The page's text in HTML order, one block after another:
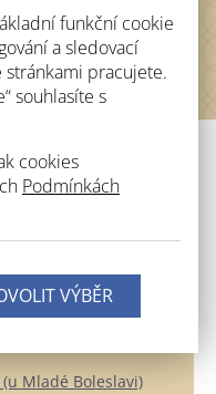
funkční cookie
a sledovací
pracujete.
souhlasíte s
cookies
Podmínkách
moření a postřiky
ní vyrobené
Mladé Boleslavi)